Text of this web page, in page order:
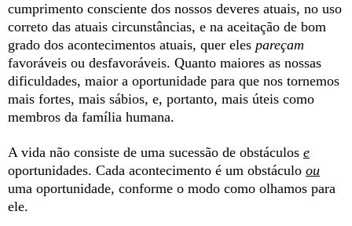
cumprimento consciente dos nossos deveres atuais, no uso
correto das atuais circunstâncias, e na aceitação de bom
grado dos acontecimentos atuais, quer eles pareçam
favoráveis ou desfavoráveis. Quanto maiores as nossas
dificuldades, maior a oportunidade para que nos tornemos
mais fortes, mais sábios, e, portanto, mais úteis como
membros da família humana.
A vida não consiste de uma sucessão de obstáculos e
oportunidades. Cada acontecimento é um obstáculo ou
uma oportunidade, conforme o modo como olhamos para
ele.